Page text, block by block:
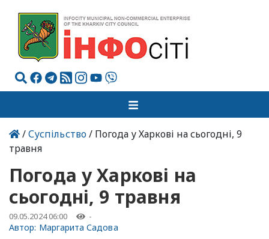
/Суспільство/ Погода у Харкові на сьогодні, 9
травня
Погода у Харкові на
сьогодні, 9 травня
09.05.2024 06:00 -
Автор: Маргарита Садова